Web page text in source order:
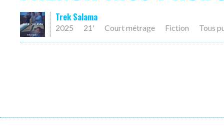
Trek Salama
2025 21' Court métrage Fiction Tous